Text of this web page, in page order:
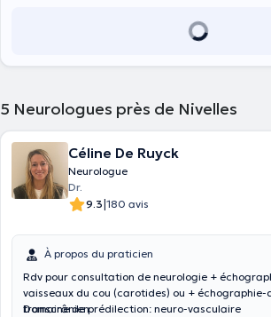
5 Neurologues près de Nivelles
Céline De Ruyck
Neurologue
Dr.
9.3|180 avis
À propos du praticien
Rdv pour consultation de neurologie + échographie-doppler des
vaisseaux du cou (carotides) ou + échographie-doppler
transcrânien.
Domaine de prédilection: neuro-vasculaire